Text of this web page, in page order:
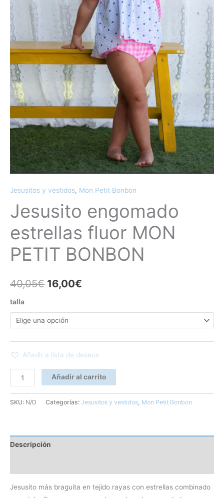
Jesusitos y vestidos, Mon Petit Bonbon
Jesusito engomado
estrellas fluor MON
PETIT BONBON
40,05€ 16,00€
talla
Añadir a lista de deseos
Añadir al carrito
SKU: N/D Categorías: Jesusitos y vestidos Mon Petit Bonbon
Descripción
Jesusito más braguita en tejido rayas con estrellas combinado